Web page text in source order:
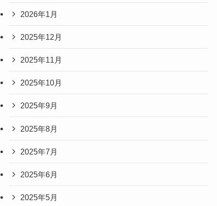
2026年1月
2025年12月
2025年11月
2025年10月
2025年9月
2025年8月
2025年7月
2025年6月
2025年5月